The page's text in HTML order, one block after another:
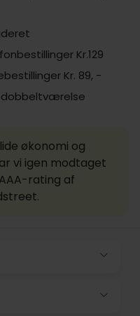
Kr.129
Kr. 89, -
dobbeltværelse
økonomi og
vi igen modtaget
rating af